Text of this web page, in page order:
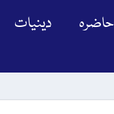
دینیات